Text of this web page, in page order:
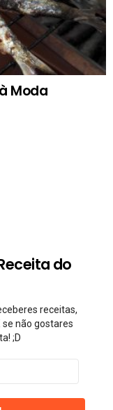
Moda
do
receitas,
se não gostares
;D